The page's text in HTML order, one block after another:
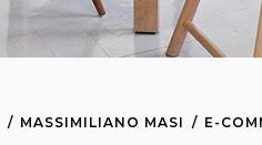
MASSIMILIANO MASI E-